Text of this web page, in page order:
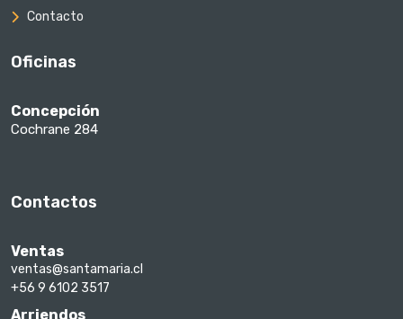
Contacto
Oficinas
Concepción
Cochrane 284
Contactos
Ventas
ventas@santamaria.cl
+56 9 6102 3517
Arriendos